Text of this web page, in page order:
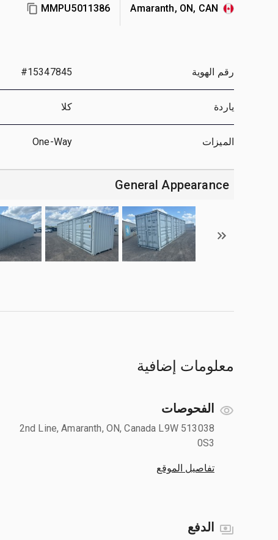
Amaranth, ON, CAN
MMPU5011386
رقم الهوية #15347845
ياردة كلا
الميزات One-Way
General Appearance
معلومات إضافية
الفحوصات
513038 2nd Line, Amaranth, ON, Canada L9W
0S3
تفاصيل الموقع
الدفع